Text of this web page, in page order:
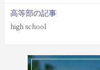
高等部の記事
high school